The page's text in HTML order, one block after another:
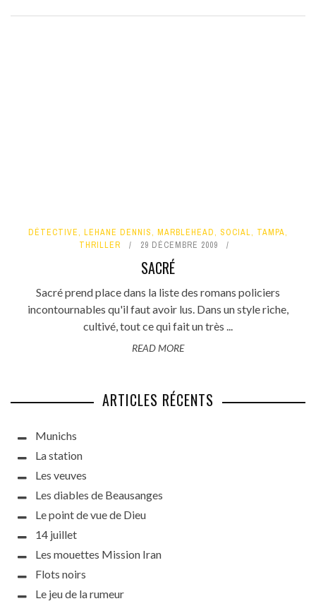
DÉTECTIVE, LEHANE DENNIS, MARBLEHEAD, SOCIAL, TAMPA,
THRILLER
29 DÉCEMBRE 2009
SACRÉ
Sacré prend place dans la liste des romans policiers
incontournables qu'il faut avoir lus. Dans un style riche,
cultivé, tout ce qui fait un très ...
READ MORE
ARTICLES RÉCENTS
Munichs
La station
Les veuves
Les diables de Beausanges
Le point de vue de Dieu
14 juillet
Les mouettes Mission Iran
Flots noirs
Le jeu de la rumeur